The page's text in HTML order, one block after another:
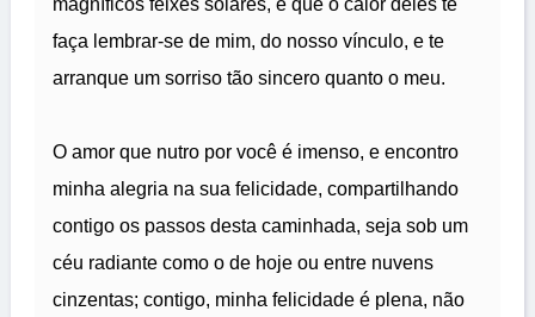
magníficos feixes solares, e que o calor deles te
faça lembrar-se de mim, do nosso vínculo, e te
arranque um sorriso tão sincero quanto o meu.
O amor que nutro por você é imenso, e encontro
minha alegria na sua felicidade, compartilhando
contigo os passos desta caminhada, seja sob um
céu radiante como o de hoje ou entre nuvens
cinzentas; contigo, minha felicidade é plena, não